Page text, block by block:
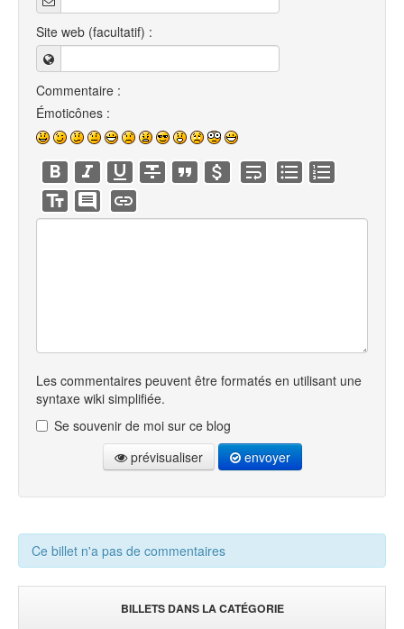
Site web (facultatif) :
Commentaire :
Émoticônes :
Les commentaires peuvent être formatés en utilisant une
syntaxe wiki simplifiée.
Se souvenir de moi sur ce blog
prévisualiser
envoyer
Ce billet n'a pas de commentaires
BILLETS DANS LA CATÉGORIE